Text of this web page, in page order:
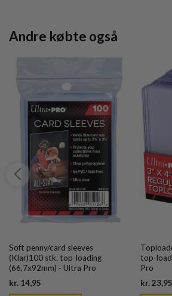
Andre købte også
Soft penny/card sleeves
(Klar)100 stk. top-loading
(66,7x92mm) - Ultra Pro
kr. 14,95
top-
Pro
kr.23,95